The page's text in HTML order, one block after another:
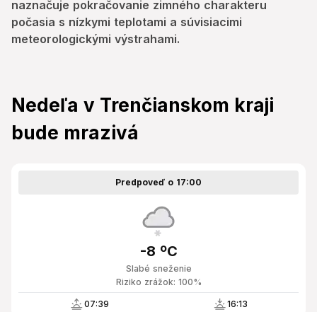
naznačuje pokračovanie zimného charakteru
počasia s nízkymi teplotami a súvisiacimi
meteorologickými výstrahami.
Nedeľa v Trenčianskom kraji
bude mrazivá
Predpoveď o 17:00
Slabé sneženie
-8 ºC
Riziko zrážok: 100%
07:39 16:13